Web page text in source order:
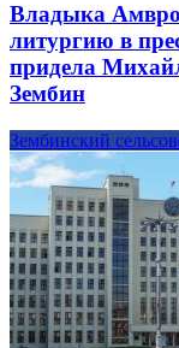
Владыка
литургию в
придела
Зембин
Зембинский